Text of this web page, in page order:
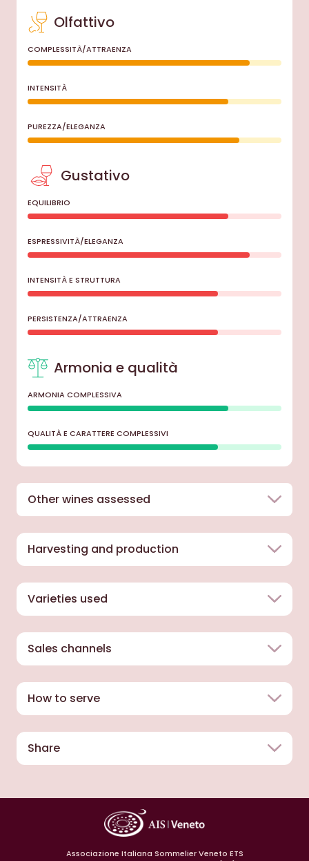
Olfattivo
COMPLESSITÀ/ATTRAENZA
INTENSITÀ
PUREZZA/ELEGANZA
Gustativo
EQUILIBRIO
ESPRESSIVITÀ/ELEGANZA
INTENSITÀ E STRUTTURA
PERSISTENZA/ATTRAENZA
Armonia e qualità
ARMONIA COMPLESSIVA
QUALITÀ E CARATTERE COMPLESSIVI
Other wines assessed
Harvesting and production
Varieties used
Sales channels
How to serve
Share
Associazione Italiana Sommelier Veneto ETS